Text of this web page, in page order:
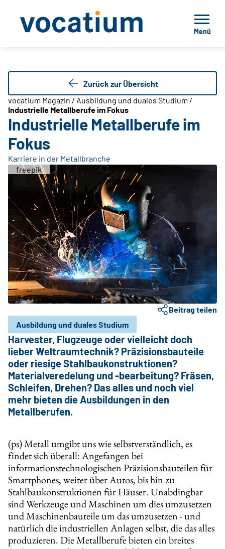
Menü
Zurück zur Übersicht
vocatium Magazin / Ausbildung und duales Studium /
Industrielle Metallberufe im Fokus
Industrielle Metallberufe im
Fokus
Karriere in der Metallbranche
freepik
Beitrag teilen
Ausbildung und duales Studium
Harvester, Flugzeuge oder vielleicht doch
lieber Weltraumtechnik? Präzisionsbauteile
oder riesige Stahlbaukonstruktionen?
Materialveredelung und -bearbeitung? Fräsen,
Schleifen, Drehen? Das alles und noch viel
mehr bieten die Ausbildungen in den
Metallberufen.
(ps) Metall umgibt uns wie selbstverständlich, es
findet sich überall: Angefangen bei
informationstechnologischen Präzisionsbauteilen für
Smartphones, weiter über Autos, bis hin zu
Stahlbaukonstruktionen für Häuser. Unabdingbar
sind Werkzeuge und Maschinen um dies umzusetzen
und Maschinenbauteile um das umzusetzen - und
natürlich die industriellen Anlagen selbst, die das alles
produzieren. Die Metallberufe bieten ein breites